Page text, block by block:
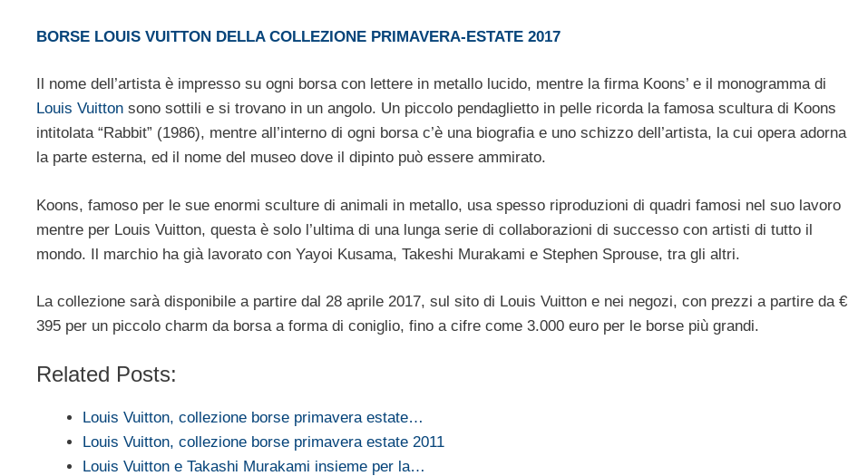
BORSE LOUIS VUITTON DELLA COLLEZIONE PRIMAVERA-ESTATE 2017
Il nome dell’artista è impresso su ogni borsa con lettere in metallo lucido, mentre la firma Koons’ e il monogramma di
Louis Vuitton sono sottili e si trovano in un angolo. Un piccolo pendaglietto in pelle ricorda la famosa scultura di Koons
intitolata “Rabbit” (1986), mentre all’interno di ogni borsa c’è una biografia e uno schizzo dell’artista, la cui opera adorna
la parte esterna, ed il nome del museo dove il dipinto può essere ammirato.
Koons, famoso per le sue enormi sculture di animali in metallo, usa spesso riproduzioni di quadri famosi nel suo lavoro
mentre per Louis Vuitton, questa è solo l’ultima di una lunga serie di collaborazioni di successo con artisti di tutto il
mondo. Il marchio ha già lavorato con Yayoi Kusama, Takeshi Murakami e Stephen Sprouse, tra gli altri.
La collezione sarà disponibile a partire dal 28 aprile 2017, sul sito di Louis Vuitton e nei negozi, con prezzi a partire da €
395 per un piccolo charm da borsa a forma di coniglio, fino a cifre come 3.000 euro per le borse più grandi.
Related Posts:
Louis Vuitton, collezione borse primavera estate…
Louis Vuitton, collezione borse primavera estate 2011
Louis Vuitton e Takashi Murakami insieme per la…